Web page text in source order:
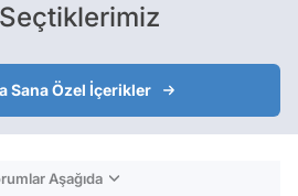
Sana Özel İçerikler
Aşağıda